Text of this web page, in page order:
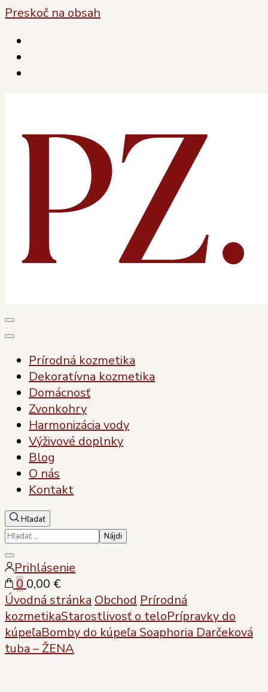
Preskoč na obsah
Prírodná kozmetika
Dekoratívna kozmetika
Domácnosť
Zvonkohry
Harmonizácia vody
Výživové doplnky
Blog
O nás
Kontakt
Hľadať
Hľadať:
Zatvoriť
vyhľadávanie
Prihlásenie
0 0,00 €
Úvodná stránka Obchod Prírodná
kozmetikaStarostlivosť o teloPrípravky do
kúpeľaBomby do kúpeľa Soaphoria Darčeková
tuba – ŽENA